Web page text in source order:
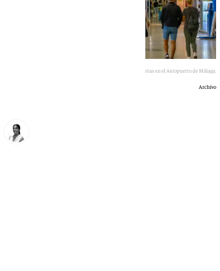
Imagen de turistas en el Aeropuerto de Málaga.
Archivo